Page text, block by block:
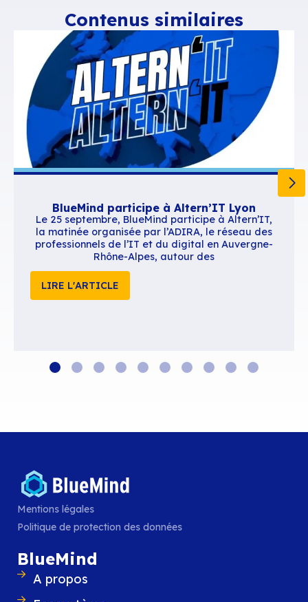
Contenus similaires
professionnels de l’IT et du digital en
LIRE L'ARTICLE
Mentions légales
Politique de protection des données
BlueMind
A propos